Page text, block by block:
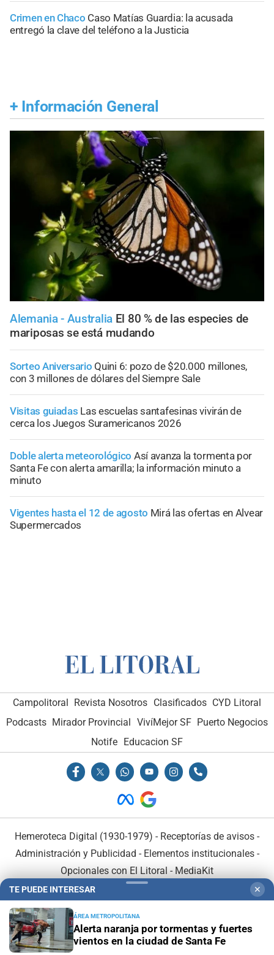
Crimen en Chaco Caso Matías Guardia: la acusada
entregó la clave del teléfono a la Justicia
+ Información General
Alemania - Australia El 80 % de las especies de
mariposas se está mudando
Sorteo Aniversario Quini 6: pozo de $20.000 millones,
con 3 millones de dólares del Siempre Sale
Visitas guiadas Las escuelas santafesinas vivirán de
cerca los Juegos Suramericanos 2026
Doble alerta meteorológico Así avanza la tormenta por
Santa Fe con alerta amarilla; la información minuto a
minuto
Vigentes hasta el 12 de agosto Mirá las ofertas en Alvear
Supermercados
Campolitoral Revista Nosotros Clasificados CYD Litoral
Podcasts Mirador Provincial VivíMejor SF Puerto Negocios
Notife Educacion SF
Hemeroteca Digital (1930-1979) - Receptorías de avisos -
Administración y Publicidad - Elementos institucionales-
Opcionales con El Litoral - MediaKit
TE PUEDE INTERESAR ✕
ÁREA METROPOLITANA
Alerta naranja por tormentas y fuertes
vientos en la ciudad de Santa Fe